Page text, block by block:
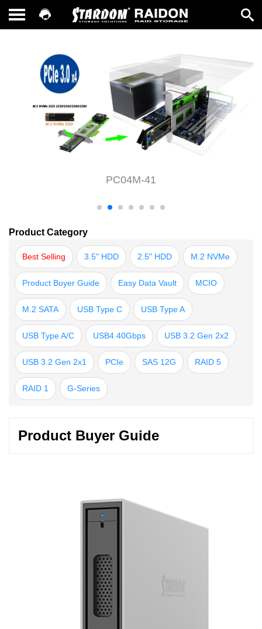
PC04M-41
Product Buyer Guide
Product Category
Best Selling 3.5" HDD 2.5" HDD M.2 NVMe
Product Buyer Guide Easy Data Vault MCIO
M.2 SATA USB Type C USB Type A
USB Type A/C USB4 40Gbps USB 3.2 Gen 2x2
USB 3.2 Gen 2x1 PCIe SAS 12G RAID 5
RAID 1 G-Series